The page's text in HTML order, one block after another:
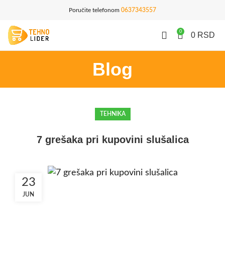
Poručite telefonom 0637343557
0 0 RSD
Blog
TEHNIKA
7 grešaka pri kupovini slušalica
23
JUN